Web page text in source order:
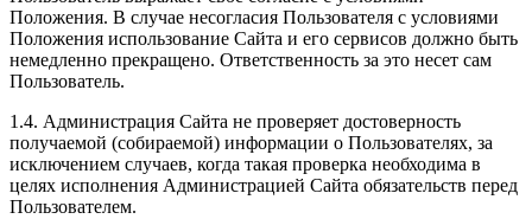
Положения. В случае несогласия Пользователя с условиями
Положения использование Сайта и его сервисов должно быть
немедленно прекращено. Ответственность за это несет сам
Пользователь.
1.4. Администрация Сайта не проверяет достоверность
получаемой (собираемой) информации о Пользователях, за
исключением случаев, когда такая проверка необходима в
целях исполнения Администрацией Сайта обязательств перед
Пользователем.